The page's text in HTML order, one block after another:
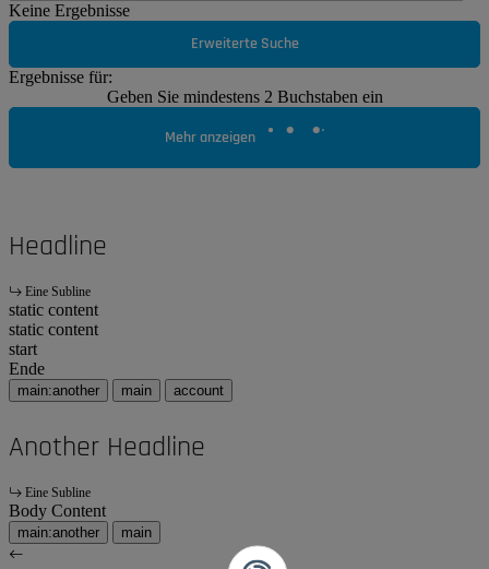
Keine Ergebnisse
Erweiterte Suche
Ergebnisse für:
Geben Sie mindestens 2 Buchstaben ein
Mehr anzeigen
Headline
Eine Subline
static content
static content
start
Ende
main:another main account
Another Headline
Eine Subline
Body Content
main:another main